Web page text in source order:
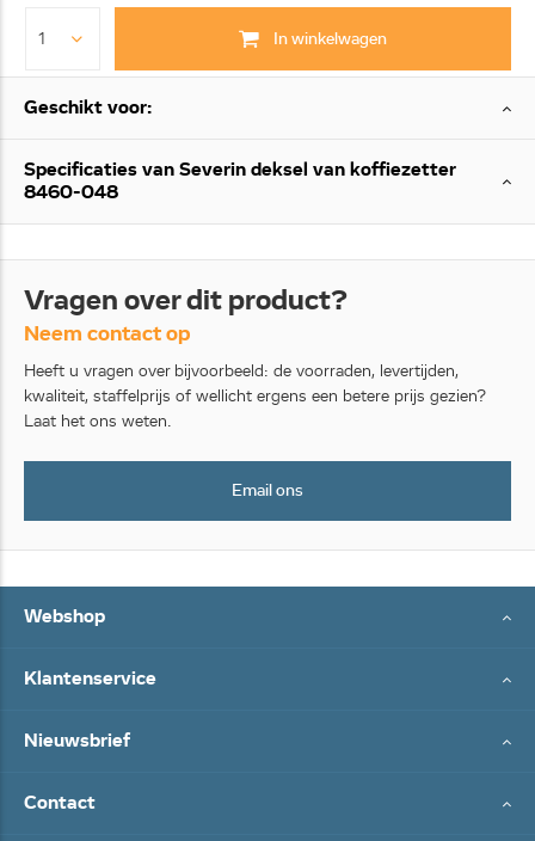
In winkelwagen
Geschikt voor:
Specificaties van Severin deksel van koffiezetter
8460-048
Vragen over dit product?
Neem contact op
Heeft u vragen over bijvoorbeeld: de voorraden, levertijden,
kwaliteit, staffelprijs of wellicht ergens een betere prijs gezien?
Laat het ons weten.
Email ons
Webshop
Klantenservice
Nieuwsbrief
Contact